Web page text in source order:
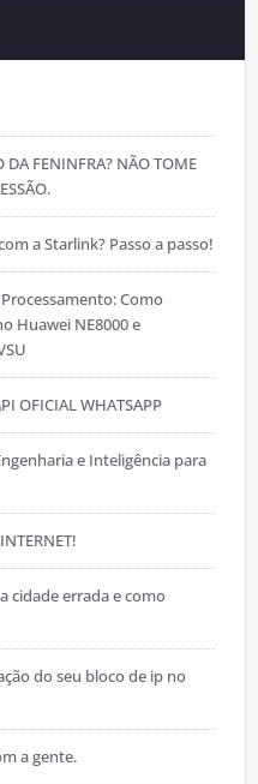
DA FENINFRA? NÃO TOME
a Starlink? Passo a passo!
Como
Huawei NE8000 e
OFICIAL WHATSAPP
e Inteligência para
cidade errada e como
do seu bloco de ip no
a gente.